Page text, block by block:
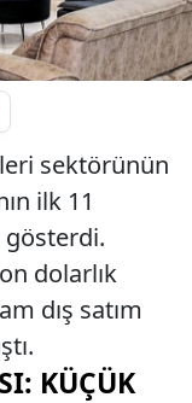
sektörünün
ilk 11
gösterdi.
dolarlık
dış satım
KÜÇÜK